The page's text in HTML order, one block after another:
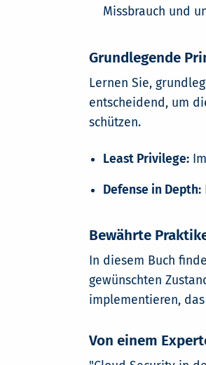
Missbrauch und
Grundlegende
Lernen Sie,
entscheidend, um
schützen.
Least Privilege:
Defense in Depth:
Bewährte
In diesem Buch
gewünschten
implementieren,
Von einem